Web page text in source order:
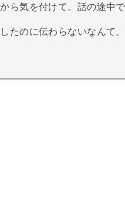
ら気を付けて。話の途中
たのに伝わらないなんて